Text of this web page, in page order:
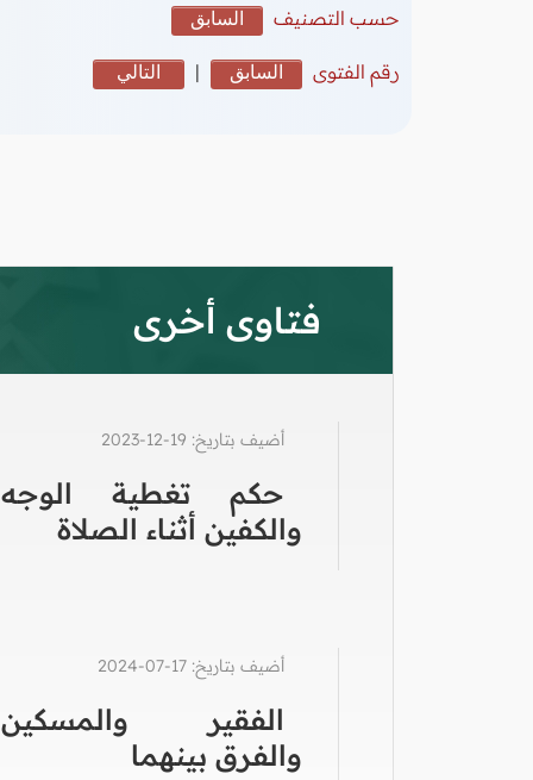
حسب التصنيف
السابق
رقم الفتوى السابق | التالي
فتاوى أخرى
أضيف بتاريخ: 19-12-2023
حكم تغطية الوجه
والكفين أثناء الصلاة
أضيف بتاريخ: 17-07-2024
الفقير والمسكين
والفرق بينهما